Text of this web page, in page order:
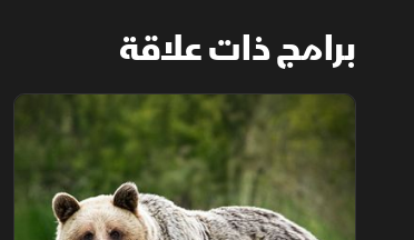
برامج ذات علاقة
الربيع البري